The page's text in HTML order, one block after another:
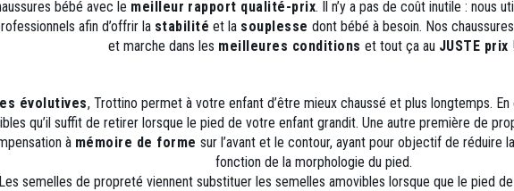
bébé avec le meilleur rapport qualité-prix. Il n’y a pas de coût inutile : nous
afin d’offrir la stabilité et la souplesse dont bébé à besoin. Nos
et marche dans les meilleures conditions et tout ça au JUSTE prix
évolutives, Trottino permet à votre enfant d’être mieux chaussé et plus longtemps.
qu’il suffit de retirer lorsque le pied de votre enfant grandit. Une autre première de
à mémoire de forme sur l’avant et le contour, ayant pour objectif de réduire
fonction de la morphologie du pied.
Les semelles de propreté viennent substituer les semelles amovibles lorsque que le pied